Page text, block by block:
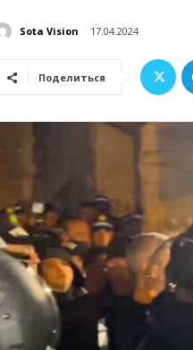
Sota Vision 17.04.2024
Поделиться